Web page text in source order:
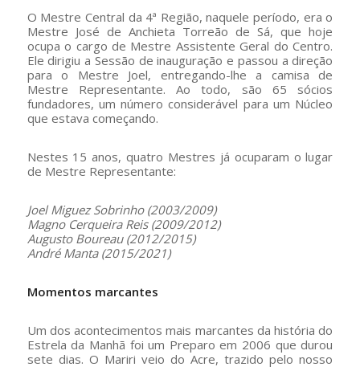
O Mestre Central da 4ª Região, naquele período, era o
Mestre José de Anchieta Torreão de Sá, que hoje
ocupa o cargo de Mestre Assistente Geral do Centro.
Ele dirigiu a Sessão de inauguração e passou a direção
para o Mestre Joel, entregando-lhe a camisa de
Mestre Representante. Ao todo, são 65 sócios
fundadores, um número considerável para um Núcleo
que estava começando.
Nestes 15 anos, quatro Mestres já ocuparam o lugar
de Mestre Representante:
Joel Miguez Sobrinho (2003/2009)
Magno Cerqueira Reis (2009/2012)
Augusto Boureau (2012/2015)
André Manta (2015/2021)
Momentos marcantes
Um dos acontecimentos mais marcantes da história do
Estrela da Manhã foi um Preparo em 2006 que durou
sete dias. O Mariri veio do Acre, trazido pelo nosso